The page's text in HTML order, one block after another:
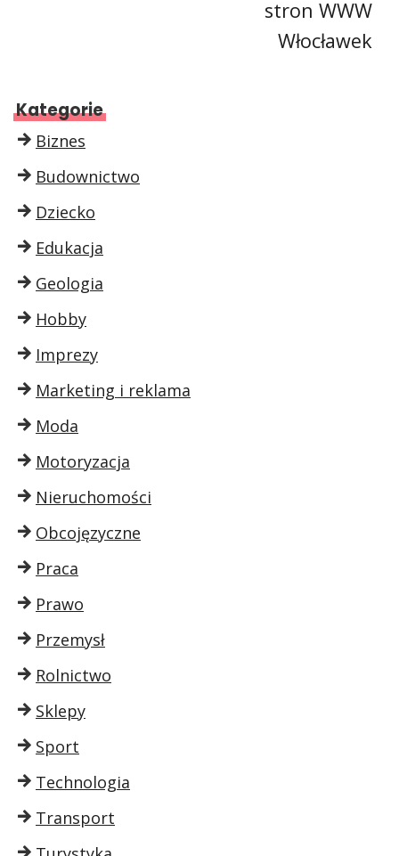
stron WWW
Włocławek
Kategorie
Biznes
Budownictwo
Dziecko
Edukacja
Geologia
Hobby
Imprezy
Marketing i reklama
Moda
Motoryzacja
Nieruchomości
Obcojęzyczne
Praca
Prawo
Przemysł
Rolnictwo
Sklepy
Sport
Technologia
Transport